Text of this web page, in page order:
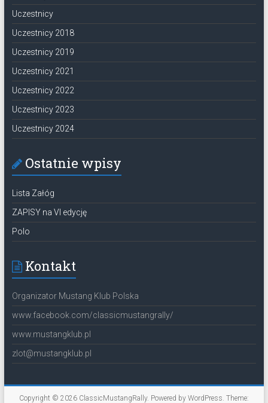
Uczestnicy
Uczestnicy 2018
Uczestnicy 2019
Uczestnicy 2021
Uczestnicy 2022
Uczestnicy 2023
Uczestnicy 2024
Ostatnie wpisy
Lista Załóg
ZAPISY na VI edycję
Polo
Kontakt
Organizator Mustang Klub Polska
www.facebook.com/classicmustangrally/
www.mustangklub.pl
zlot@mustangklub.pl
Copyright © 2026 ClassicMustangRally. Powered by WordPress . Theme: